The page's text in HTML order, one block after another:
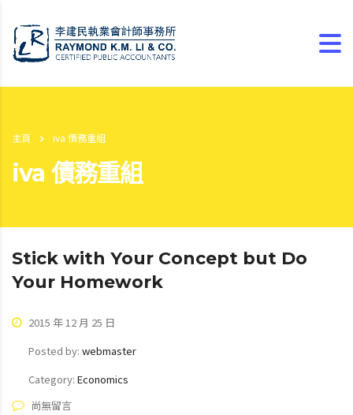
主頁 iva 債務重組
iva 債務重組
Stick with Your Concept but Do
Your Homework
2015 年 12 月 25 日
Posted by: webmaster
Category: Economics
尚無留言